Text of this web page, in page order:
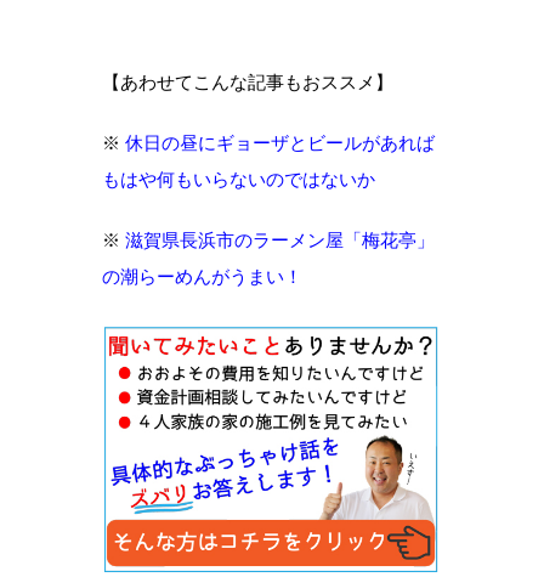
【あわせてこんな記事もおススメ】
※ 休日の昼にギョーザとビールがあれば
もはや何もいらないのではないか
※ 滋賀県長浜市のラーメン屋「梅花亭」
の潮らーめんがうまい！